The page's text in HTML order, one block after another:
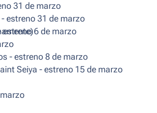
31 de marzo
estreno 31 de marzo
estreno 6 de marzo
- estreno 8 de marzo
Seiya - estreno 15 de marzo